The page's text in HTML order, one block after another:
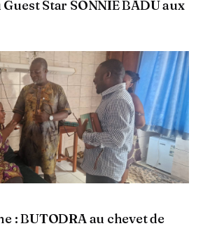
Star SONNIE BADU aux
: BUTODRA au chevet de